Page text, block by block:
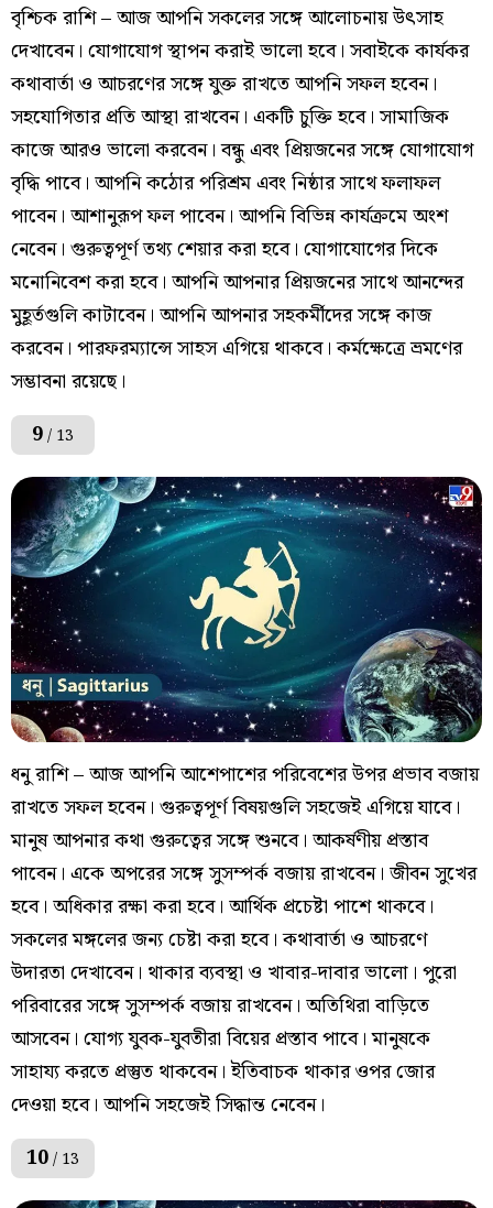
বৃশ্চিক রাশি – আজ আপনি সকলের সঙ্গে আলোচনায় উৎসাহ
দেখাবেন। যোগাযোগ স্থাপন করাই ভালো হবে। সবাইকে কার্যকর
কথাবার্তা ও আচরণের সঙ্গে যুক্ত রাখতে আপনি সফল হবেন।
সহযোগিতার প্রতি আস্থা রাখবেন। একটি চুক্তি হবে। সামাজিক
কাজে আরও ভালো করবেন। বন্ধু এবং প্রিয়জনের সঙ্গে যোগাযোগ
বৃদ্ধি পাবে। আপনি কঠোর পরিশ্রম এবং নিষ্ঠার সাথে ফলাফল
পাবেন। আশানুরূপ ফল পাবেন। আপনি বিভিন্ন কার্যক্রমে অংশ
নেবেন। গুরুত্বপূর্ণ তথ্য শেয়ার করা হবে। যোগাযোগের দিকে
মনোনিবেশ করা হবে। আপনি আপনার প্রিয়জনের সাথে আনন্দের
মুহূর্তগুলি কাটাবেন। আপনি আপনার সহকর্মীদের সঙ্গে কাজ
করবেন। পারফরম্যান্সে সাহস এগিয়ে থাকবে। কর্মক্ষেত্রে ভ্রমণের
সম্ভাবনা রয়েছে।
9/ 13
ধনু রাশি – আজ আপনি আশেপাশের পরিবেশের উপর প্রভাব বজায়
রাখতে সফল হবেন। গুরুত্বপূর্ণ বিষয়গুলি সহজেই এগিয়ে যাবে।
মানুষ আপনার কথা গুরুত্বের সঙ্গে শুনবে। আকর্ষণীয় প্রস্তাব
পাবেন। একে অপরের সঙ্গে সুসম্পর্ক বজায় রাখবেন। জীবন সুখের
হবে। অধিকার রক্ষা করা হবে। আর্থিক প্রচেষ্টা পাশে থাকবে।
সকলের মঙ্গলের জন্য চেষ্টা করা হবে। কথাবার্তা ও আচরণে
উদারতা দেখাবেন। থাকার ব্যবস্থা ও খাবার-দাবার ভালো। পুরো
পরিবারের সঙ্গে সুসম্পর্ক বজায় রাখবেন। অতিথিরা বাড়িতে
আসবেন। যোগ্য যুবক-যুবতীরা বিয়ের প্রস্তাব পাবে। মানুষকে
সাহায্য করতে প্রস্তুত থাকবেন। ইতিবাচক থাকার ওপর জোর
দেওয়া হবে। আপনি সহজেই সিদ্ধান্ত নেবেন।
10/ 13